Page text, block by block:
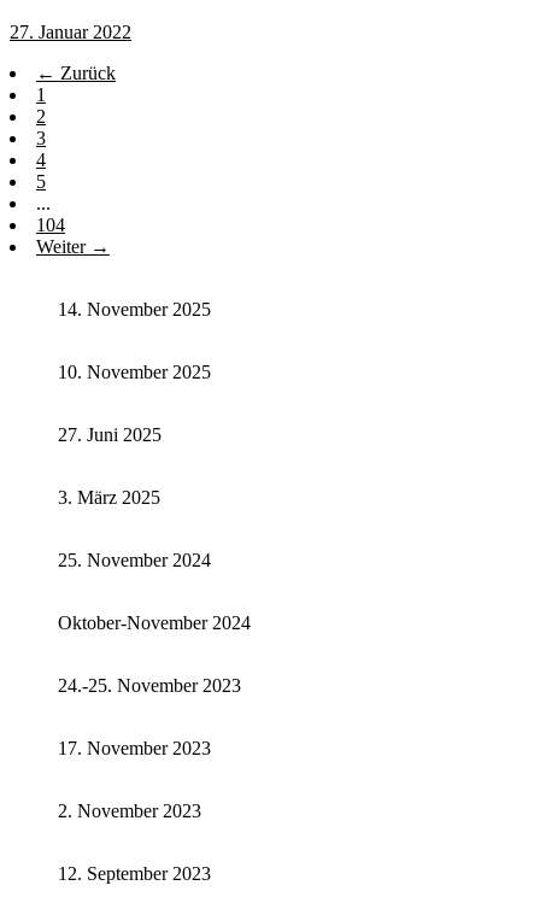
27. Januar 2022
← Zurück
1
2
3
4
5
...
104
Weiter →
14. November 2025
10. November 2025
27. Juni 2025
3. März 2025
25. November 2024
Oktober-November 2024
24.-25. November 2023
17. November 2023
2. November 2023
12. September 2023